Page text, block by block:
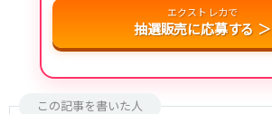
エクストレカで
抽選販売に応募する ＞
この記事を書いた人